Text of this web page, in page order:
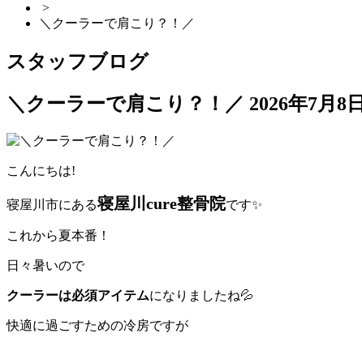
>
＼クーラーで肩こり？！／
スタッフブログ
＼クーラーで肩こり？！／ 2026年7月8日
こんにちは!
寝屋川市にある寝屋川cure整骨院です✨
これから夏本番！
日々暑いので
クーラーは必須アイテムになりましたね💦
快適に過ごすための冷房ですが